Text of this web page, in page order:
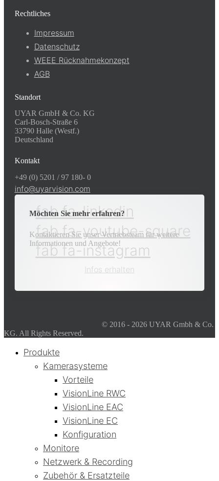
Rechtliches
Impressum
Datenschutz
WEEE Rücknahmekonzept
AGB
Standort
UYAR GmbH & Co. KG
Carl-Bosch-Straße 6
33790 Halle (Westf.)
Deutschland
Kontakt
+49 (0) 5201 / 97 180- 0
info@uyarvision.com
fab fa-linkedin
fab fa-youtube-square
fab fa-instagram
Möchten Sie mehr erfahren?
Kontaktieren Sie unser Vertriebsteam für weitere
Informationen und Angebote!
Infos erhalten
© 2016 - 2026 UYAR Gmbh & Co.
KG. All Rights Reserved.
Produkte
Kamerasysteme
Vorteile
VisionLine RWC
VisionLine EAC
VisionLine EC
Konfiguration
Monitore
Netzwerk & Recording
Zubehör & Ersatzteile